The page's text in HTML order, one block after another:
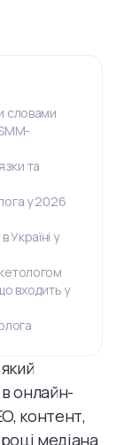
словами
та
у 2026
Україні у
входить у
в онлайн-
контент,
медіана